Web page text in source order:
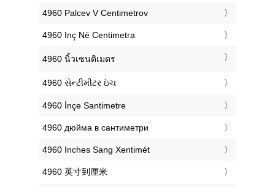
‎4960 Palcev V Centimetrov
‎4960 Inç Në Centimetra
‎4960 นิ้วเซนติเมตร
‎4960 સેન્ટીમીટર ઇંચ
‎4960 İnçe Santimetre
‎4960 дюйма в сантиметри
‎4960 Inches Sang Xentimét
‎4960 英寸到厘米